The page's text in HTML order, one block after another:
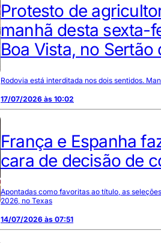
Protesto de
manhã desta sexta-
Boa Vista, no Sertão
Rodovia está interditada nos dois sentidos.
17/07/2026 às 10:02
França e Espanha
cara de decisão de
Apontadas como favoritas ao título, as
2026, no Texas
14/07/2026 às 07:51